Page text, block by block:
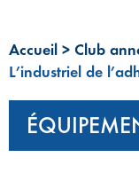
Accueil > Club
L’industriel de